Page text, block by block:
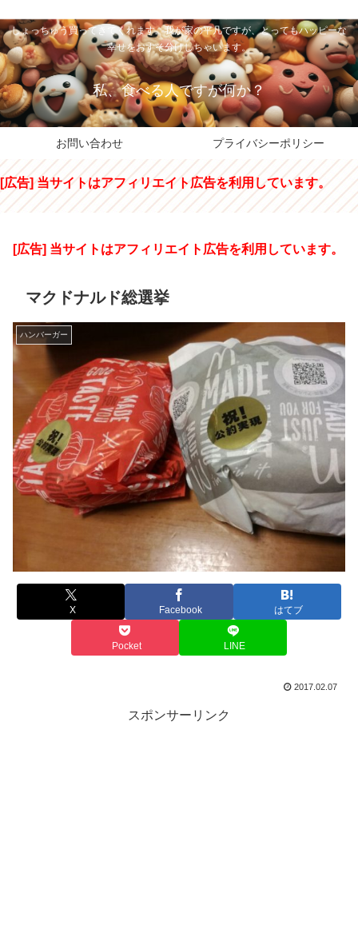
しょっちゅう買ってきてくれます。我が家の平凡ですが、とってもハッピーな
幸せをおすそ分けしちゃいます。
私、食べる人ですが何か？
お問い合わせ プライバシーポリシー
[広告] 当サイトはアフィリエイト広告を利用しています。
[広告] 当サイトはアフィリエイト広告を利用しています。
マクドナルド総選挙
ハンバーガー
X Facebook はてブ
Pocket LINE
2017.02.07
スポンサーリンク